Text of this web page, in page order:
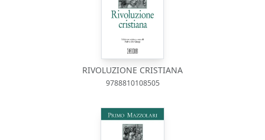
RIVOLUZIONE CRISTIANA
9788810108505